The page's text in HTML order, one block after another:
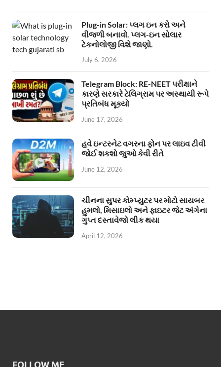
Plug-in Solar: પ્લગ ઇન કરો અને
વીજળી બનાવો. પ્લગ-ઇન સોલાર
ટેકનોલોજી વિશે જાણો.
July 6, 2026
Telegram Block: RE-NEET પરીક્ષાને
કારણે સરકારે ટેલિગ્રામ પર અસ્થાયી રૂપે
પ્રતિબંધ મૂક્યો
June 17, 2026
હવે ઇન્ટરનેટ વગરના ફોન પર લાઇવ ટીવી
જોઈ શકશો જુઓ કેવી રીતે
June 12, 2026
ચીનના સુપર કોમ્પ્યુટર પર મોટો સાયબર
હુમલો, મિસાઇલો અને ફાઇટર જેટ અંગેના
ગુપ્ત દસ્તાવેજો લીક થયા
April 12, 2026
FOLLOW ME